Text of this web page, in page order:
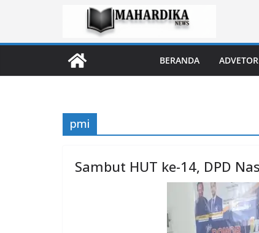
content
BERANDA
pmi
Sambut HUT ke-14, DPD